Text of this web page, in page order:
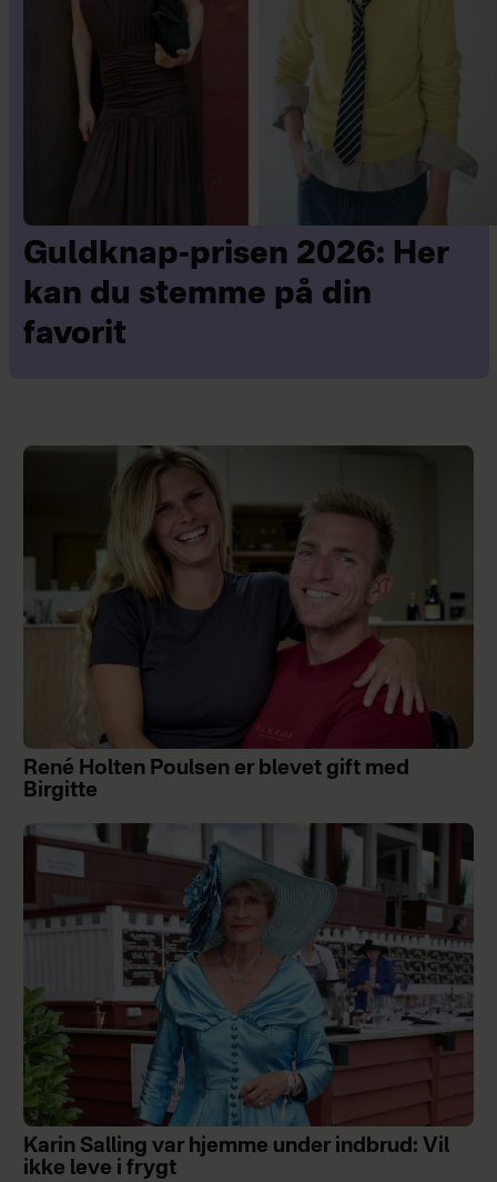
Guldknap-prisen 2026: Her
kan du stemme på din
favorit
René Holten Poulsen er blevet gift med
Birgitte
Karin Salling var hjemme under indbrud: Vil
ikke leve i frygt